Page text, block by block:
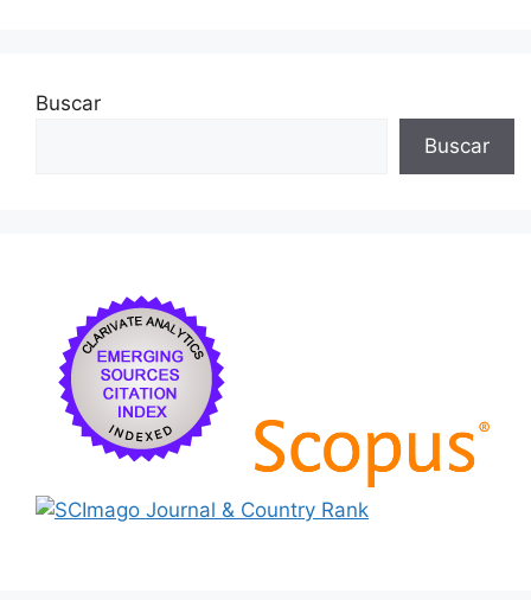
Buscar
Buscar